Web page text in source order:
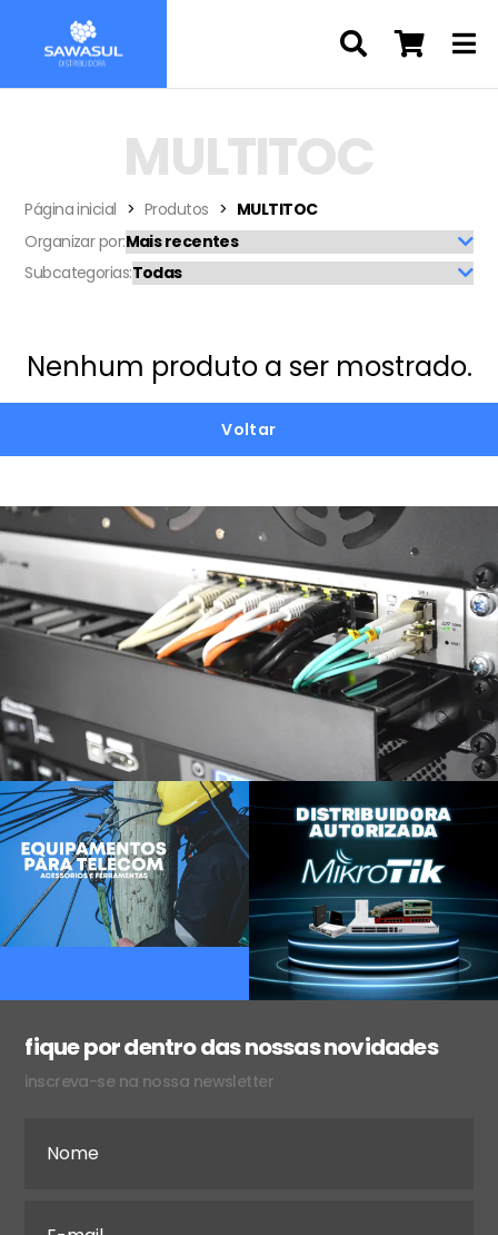
MULTITOC
Página inicial Produtos
MULTITOC
Organizar por:
Subcategorias:
Nenhum produto a ser mostrado.
Voltar
fique por dentro das nossas novidades
inscreva-se na nossa newsletter